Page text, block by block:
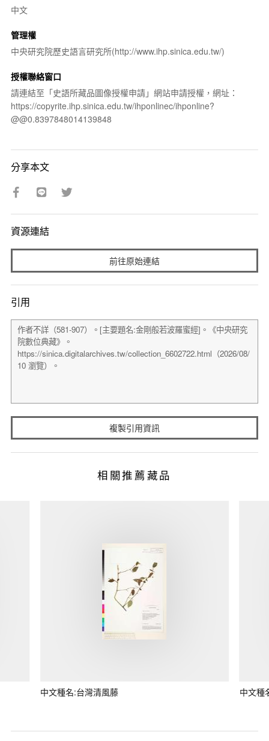
中文
管理權
中央研究院歷史語言研究所(http://www.ihp.sinica.edu.tw/)
授權聯絡窗口
請連結至「史語所藏品圖像授權申請」網站申請授權，網址：
https://copyrite.ihp.sinica.edu.tw/ihponlinec/ihponline?
@@0.8397848014139848
分享本文
資源連結
前往原始連結
引用
複製引用資訊
相關推薦藏品
中文種名:台灣清風藤 中文種